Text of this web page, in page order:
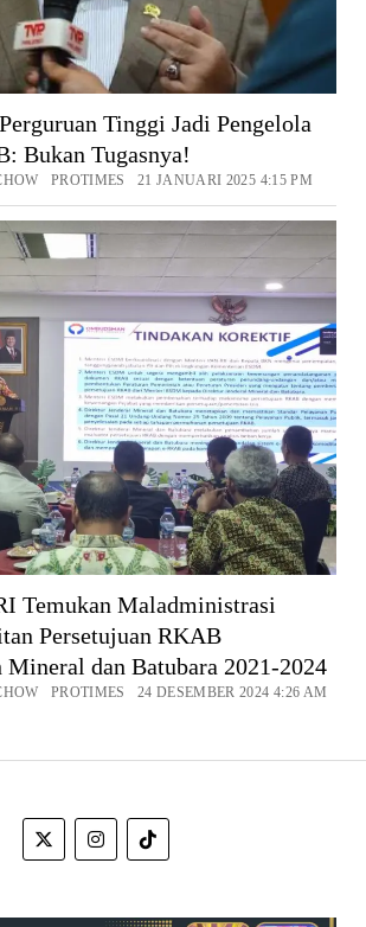
Tinggi Jadi Pengelola
Bukan Tugasnya!
PROTIMES 21 JANUARI 2025 4:15 PM
Temukan Maladministrasi
Persetujuan RKAB
Mineral dan Batubara 2021-2024
PROTIMES 24 DESEMBER 2024 4:26 AM